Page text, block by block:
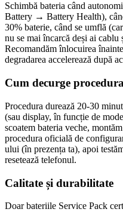
Schimbă bateria când
Battery → Battery Health),
30% baterie, când se umflă
nu se mai încarcă deși ai
Recomandăm înlocuirea
degradarea accelerează după
Cum decurge procedura
Procedura durează 20-30
(sau display, în funcție de
scoatem bateria veche,
procedura oficială de
ului (în prezența ta), apoi
resetează telefonul.
Calitate și durabilitate
Doar bateriile Service Pack